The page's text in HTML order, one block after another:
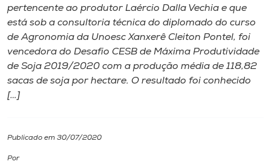
I.nova
Diplomados
Cultura
CPA
pertencente ao produtor Laércio Dalla Vechia e que
está sob a consultoria técnica do diplomado do curso
de Agronomia da Unoesc Xanxerê Cleiton Pontel, foi
vencedora do Desafio CESB de Máxima Produtividade
de Soja 2019/2020 com a produção média de 118,82
sacas de soja por hectare. O resultado foi conhecido
[…]
Publicado em 30/07/2020
Por